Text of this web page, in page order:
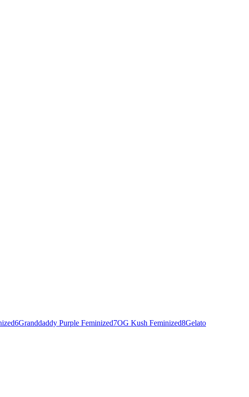
6Granddaddy Purple Feminized7OG Kush Feminized8Gelato